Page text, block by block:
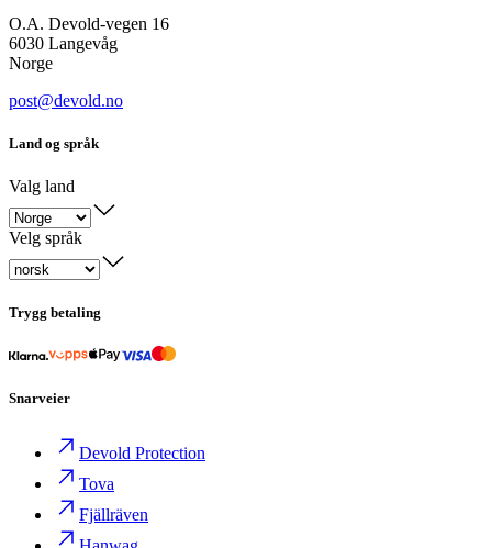
O.A. Devold-vegen 16
6030 Langevåg
Norge
post@devold.no
Land og språk
Valg land
Velg språk
Trygg betaling
Snarveier
Devold Protection
Tova
Fjällräven